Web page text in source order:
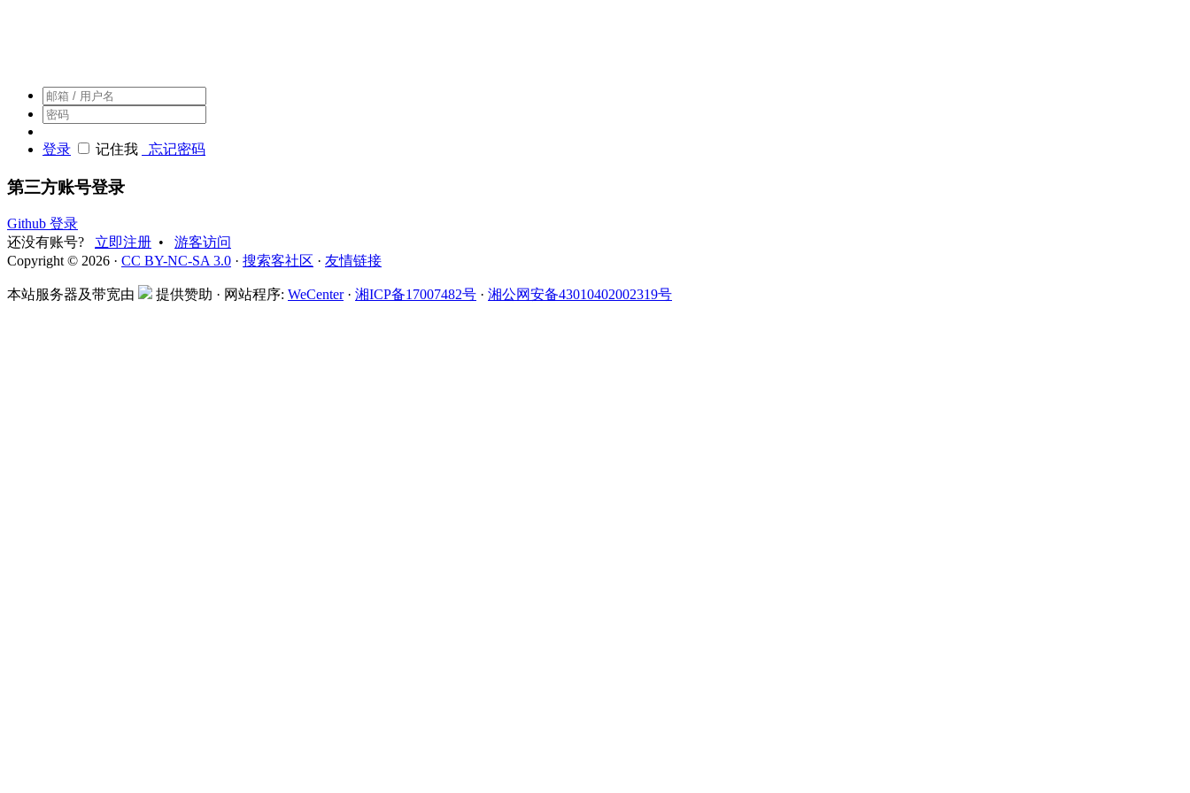
登录 记住我 忘记密码
第三方账号登录
Github 登录
还没有账号?
立即注册 • 游客访问
Copyright © 2026 · CC BY-NC-SA 3.0 · 搜索客社区 · 友情链接
本站服务器及带宽由 提供赞助 · 网站程序: WeCenter· 湘ICP备17007482号 · 湘公网安备43010402002319号